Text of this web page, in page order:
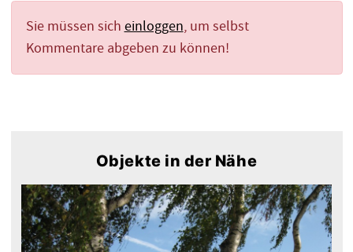
Sie müssen sich einloggen, um selbst
Kommentare abgeben zu können!
Objekte in der Nähe